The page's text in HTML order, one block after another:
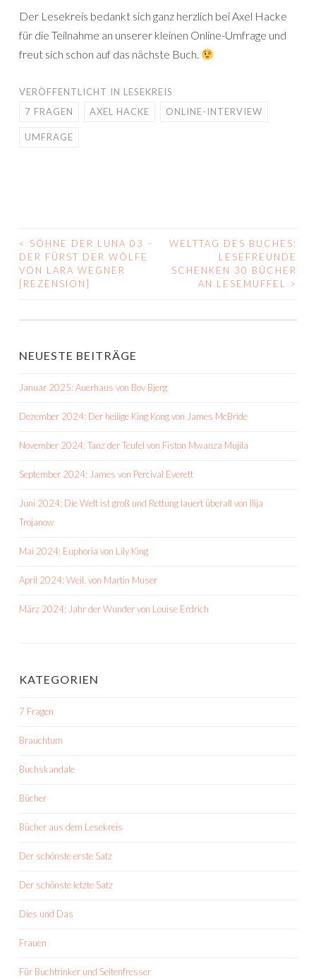
Der Lesekreis bedankt sich ganz herzlich bei Axel Hacke
für die Teilnahme an unserer kleinen Online-Umfrage und
freut sich schon auf das nächste Buch.
VERÖFFENTLICHT IN LESEKREIS
7 FRAGEN
AXEL HACKE ONLINE-INTERVIEW
UMFRAGE
BEITRAGS-
NAVIGATION
<
SÖHNE DER LUNA 03 –
DER FÜRST DER WÖLFE
VON LARA WEGNER
[REZENSION]
WELTTAG DES BUCHES:
LESEFREUNDE
SCHENKEN 30 BÜCHER
AN LESEMUFFEL
>
NEUESTE BEITRÄGE
Januar 2025: Auerhaus von Bov Bjerg
Dezember 2024: Der heilige King Kong von James McBride
November 2024: Tanz der Teufel von Fiston Mwanza Mujila
September 2024: James von Percival Everett
Juni 2024: Die Welt ist groß und Rettung lauert überall von Ilija
Trojanow
Mai 2024: Euphoria von Lily King
April 2024: Weil. von Martin Muser
März 2024: Jahr der Wunder von Louise Erdrich
KATEGORIEN
7 Fragen
Brauchtum
Buchskandale
Bücher
Bücher aus dem Lesekreis
Der schönste erste Satz
Der schönste letzte Satz
Dies und Das
Frauen
Für Buchtrinker und Seitenfresser